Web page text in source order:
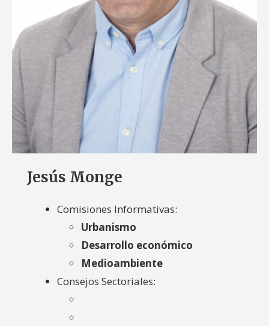
Jesús Monge
Comisiones Informativas:
Urbanismo
Desarrollo económico
Medioambiente
Consejos Sectoriales: